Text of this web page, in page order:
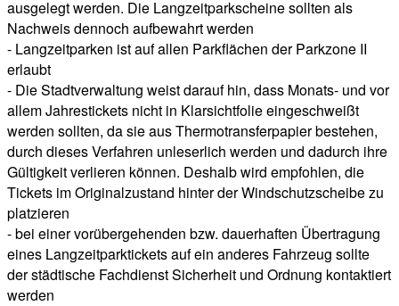
ausgelegt werden. Die Langzeitparkscheine sollten als
Nachweis dennoch aufbewahrt werden
- Langzeitparken ist auf allen Parkflächen der Parkzone II
erlaubt
- Die Stadtverwaltung weist darauf hin, dass Monats- und vor
allem Jahrestickets nicht in Klarsichtfolie eingeschweißt
werden sollten, da sie aus Thermotransferpapier bestehen,
durch dieses Verfahren unleserlich werden und dadurch ihre
Gültigkeit verlieren können. Deshalb wird empfohlen, die
Tickets im Originalzustand hinter der Windschutzscheibe zu
platzieren
- bei einer vorübergehenden bzw. dauerhaften Übertragung
eines Langzeitparktickets auf ein anderes Fahrzeug sollte
der städtische Fachdienst Sicherheit und Ordnung kontaktiert
werden